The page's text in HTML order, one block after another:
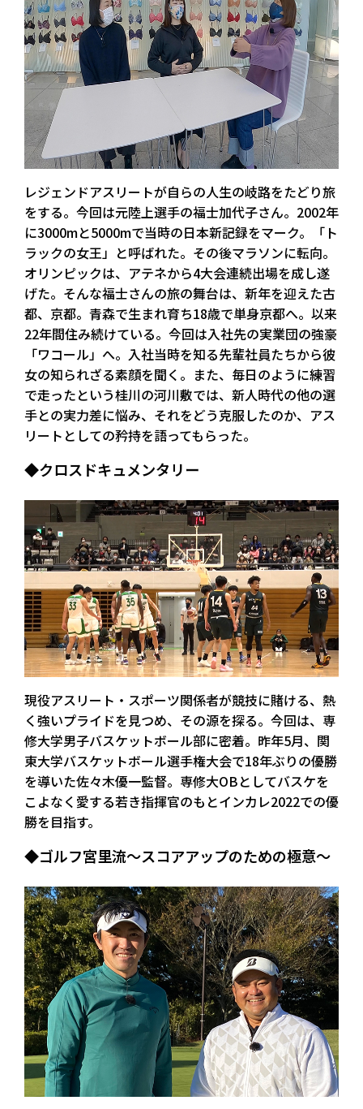
レジェンドアスリートが自らの人生の岐路をたどり旅
をする。今回は元陸上選手の福士加代子さん。2002年
に3000mと5000mで当時の日本新記録をマーク。「ト
ラックの女王」と呼ばれた。その後マラソンに転向。
オリンピックは、アテネから4大会連続出場を成し遂
げた。そんな福士さんの旅の舞台は、新年を迎えた古
都、京都。青森で生まれ育ち18歳で単身京都へ。以来
22年間住み続けている。今回は入社先の実業団の強豪
「ワコール」へ。入社当時を知る先輩社員たちから彼
女の知られざる素顔を聞く。また、毎日のように練習
で走ったという桂川の河川敷では、新人時代の他の選
手との実力差に悩み、それをどう克服したのか、アス
リートとしての矜持を語ってもらった。
◆クロスドキュメンタリー
現役アスリート・スポーツ関係者が競技に賭ける、熱
く強いプライドを見つめ、その源を探る。今回は、専
修大学男子バスケットボール部に密着。昨年5月、関
東大学バスケットボール選手権大会で18年ぶりの優勝
を導いた佐々木優一監督。専修大OBとしてバスケを
こよなく愛する若き指揮官のもとインカレ2022での優
勝を目指す。
◆ゴルフ宮里流～スコアアップのための極意～